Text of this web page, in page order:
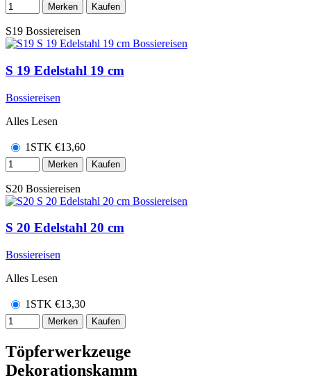
Merken Kaufen
S19 Bossiereisen
S 19 Edelstahl 19 cm
Bossiereisen
Alles Lesen
1STK €13,60
Merken Kaufen
S20 Bossiereisen
S 20 Edelstahl 20 cm
Bossiereisen
Alles Lesen
1STK €13,30
Merken Kaufen
Töpferwerkzeuge
Dekorationskamm